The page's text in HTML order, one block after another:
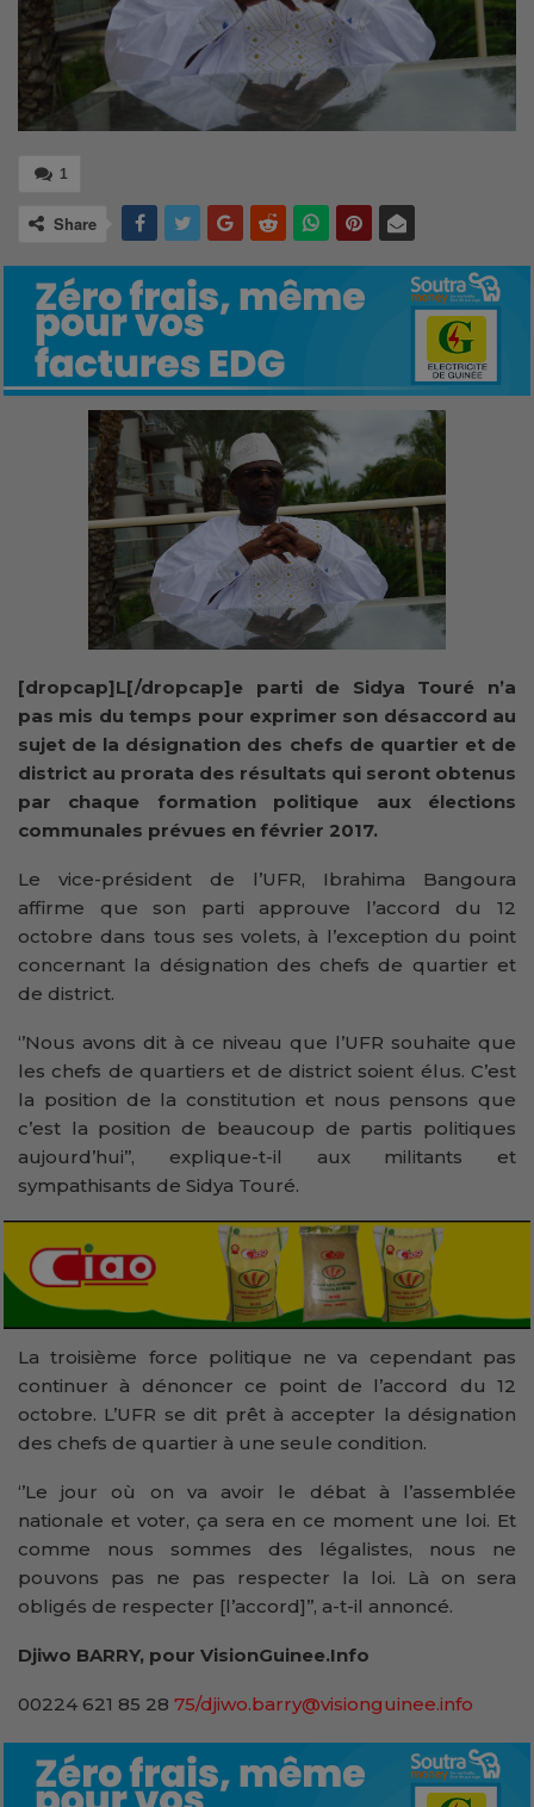
1
Share
[dropcap]L[/dropcap]e parti de Sidya Touré n’a
pas mis du temps pour exprimer son désaccord au
sujet de la désignation des chefs de quartier et de
district au prorata des résultats qui seront obtenus
par chaque formation politique aux élections
communales prévues en février 2017.
Le vice-président de l’UFR, Ibrahima Bangoura
affirme que son parti approuve l’accord du 12
octobre dans tous ses volets, à l’exception du point
concernant la désignation des chefs de quartier et
de district.
‘’Nous avons dit à ce niveau que l’UFR souhaite que
les chefs de quartiers et de district soient élus. C’est
la position de la constitution et nous pensons que
c’est la position de beaucoup de partis politiques
aujourd’hui’’, explique-t-il aux militants et
sympathisants de Sidya Touré.
La troisième force politique ne va cependant pas
continuer à dénoncer ce point de l’accord du 12
octobre. L’UFR se dit prêt à accepter la désignation
des chefs de quartier à une seule condition.
‘’Le jour où on va avoir le débat à l’assemblée
nationale et voter, ça sera en ce moment une loi. Et
comme nous sommes des légalistes, nous ne
pouvons pas ne pas respecter la loi. Là on sera
obligés de respecter [l’accord]’’, a-t-il annoncé.
Djiwo BARRY, pour VisionGuinee.Info
00224 621 85 28 75/djiwo.barry@visionguinee.info